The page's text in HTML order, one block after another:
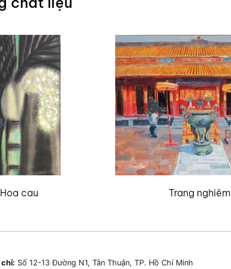
Hoa cau Trang nghiêm
Số 12-13 Đường N1, Tân Thuận, TP. Hồ Chí Minh